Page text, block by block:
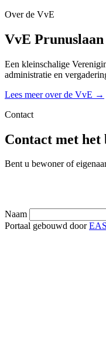
Over de VvE
VvE Prunuslaan
Een kleinschalige
administratie en
Lees meer over de VvE →
Contact
Contact met het
Bent u bewoner of
Naam
Portaal gebouwd door